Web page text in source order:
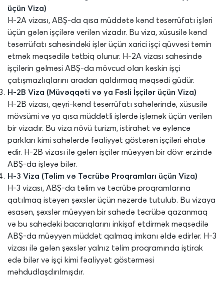
üçün Viza)
H-2A vizası, ABŞ-da qısa müddətə kənd təsərrüfatı işləri
üçün gələn işçilərə verilən vizadır. Bu viza, xüsusilə kənd
təsərrüfatı sahəsindəki işlər üçün xarici işçi qüvvəsi təmin
etmək məqsədilə tətbiq olunur. H-2A vizası sahəsində
işçilərin gəlməsi ABŞ-da mövcud olan kəskin işçi
çatışmazlıqlarını aradan qaldırmaq məqsədi güdür.
H-2B Viza (Müvəqqəti və ya Fəsli İşçilər üçün Viza)
H-2B vizası, qeyri-kənd təsərrüfatı sahələrində, xüsusilə
mövsümi və ya qısa müddətli işlərdə işləmək üçün verilən
bir vizadır. Bu viza növü turizm, istirahət və əyləncə
parkları kimi sahələrdə fəaliyyət göstərən işçiləri əhatə
edir. H-2B vizası ilə gələn işçilər müəyyən bir dövr ərzində
ABŞ-da işləyə bilər.
H-3 Viza (Təlim və Təcrübə Proqramları üçün Viza)
H-3 vizası, ABŞ-da təlim və təcrübə proqramlarına
qatılmaq istəyən şəxslər üçün nəzərdə tutulub. Bu vizaya
əsasən, şəxslər müəyyən bir sahədə təcrübə qazanmaq
və bu sahədəki bacarıqlarını inkişaf etdirmək məqsədilə
ABŞ-da müəyyən müddət qalmaq imkanı əldə edirlər. H-3
vizası ilə gələn şəxslər yalnız təlim proqramında iştirak
edə bilər və işçi kimi fəaliyyət göstərməsi
məhdudlaşdırılmışdır.